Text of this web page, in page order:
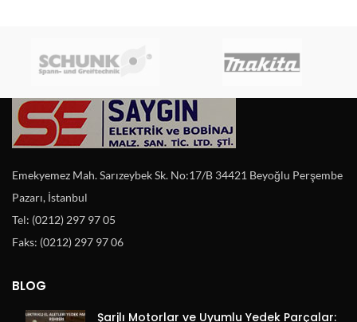
Emekyemez Mah. Sarızeybek Sk. No:17/B 34421 Beyoğlu Perşembe
Pazarı, İstanbul
Tel: (0212) 297 97 05
Faks: (0212) 297 97 06
BLOG
Şarjlı Motorlar ve Uyumlu Yedek Parçalar: